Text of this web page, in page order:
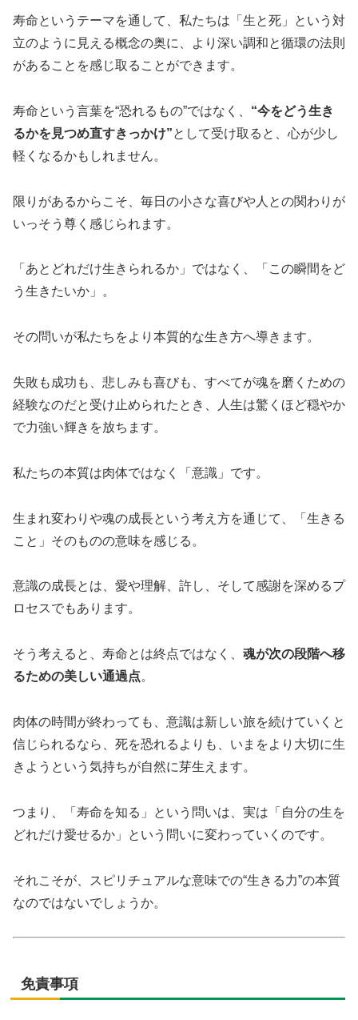
寿命というテーマを通して、私たちは「生と死」という対
立のように見える概念の奥に、より深い調和と循環の法則
があることを感じ取ることができます。
寿命という言葉を“恐れるもの”ではなく、 “今をどう生き
るかを見つめ直すきっかけ”として受け取ると、心が少し
軽くなるかもしれません。
限りがあるからこそ、毎日の小さな喜びや人との関わりが
いっそう尊く感じられます。
「あとどれだけ生きられるか」ではなく、「この瞬間をど
う生きたいか」。
その問いが私たちをより本質的な生き方へ導きます。
失敗も成功も、悲しみも喜びも、すべてが魂を磨くための
経験なのだと受け止められたとき、人生は驚くほど穏やか
で力強い輝きを放ちます。
私たちの本質は肉体ではなく「意識」です。
生まれ変わりや魂の成長という考え方を通じて、「生きる
こと」そのものの意味を感じる。
意識の成長とは、愛や理解、許し、そして感謝を深めるプ
ロセスでもあります。
そう考えると、寿命とは終点ではなく、 魂が次の段階へ移
るための美しい通過点。
肉体の時間が終わっても、意識は新しい旅を続けていくと
信じられるなら、死を恐れるよりも、いまをより大切に生
きようという気持ちが自然に芽生えます。
つまり、「寿命を知る」という問いは、実は「自分の生を
どれだけ愛せるか」という問いに変わっていくのです。
それこそが、スピリチュアルな意味での“生きる力”の本質
なのではないでしょうか。
免責事項